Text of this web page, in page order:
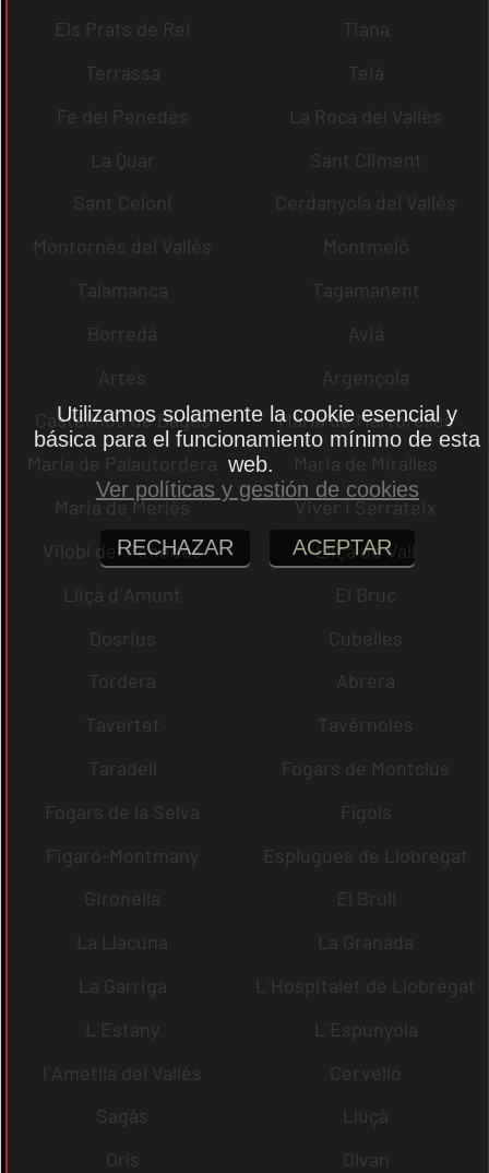
Els Prats de Rei
Tiana
Terrassa
Teià
Fe del Penedès
La Roca del Vallès
La Quar
Sant Climent
Sant Celoni
Cerdanyola del Vallès
Montornès del Vallès
Montmeló
Talamanca
Tagamanent
Borredà
Avià
Artés
Argençola
Castellnou de Bages
Maria de Martorelles
Maria de Palautordera
Maria de Miralles
Maria de Merlès
Viver i Serrateix
Vilobí del Penedès
Lliçà de Vall
Lliçà d´Amunt
El Bruc
Dosrius
Cubelles
Tordera
Abrera
Tavertet
Tavèrnoles
Taradell
Fogars de Montclús
Fogars de la Selva
Fígols
Figaró-Montmany
Esplugues de Llobregat
Gironella
El Brull
La Llacuna
La Granada
La Garriga
L´Hospitalet de Llobregat
L´Estany
L´Espunyola
l´Ametlla del Vallès
Cervelló
Sagàs
Lluçà
Orís
Olvan
Utilizamos solamente la cookie esencial y
básica para el funcionamiento mínimo de esta
web.
Ver políticas y gestión de cookies
RECHAZAR ACEPTAR